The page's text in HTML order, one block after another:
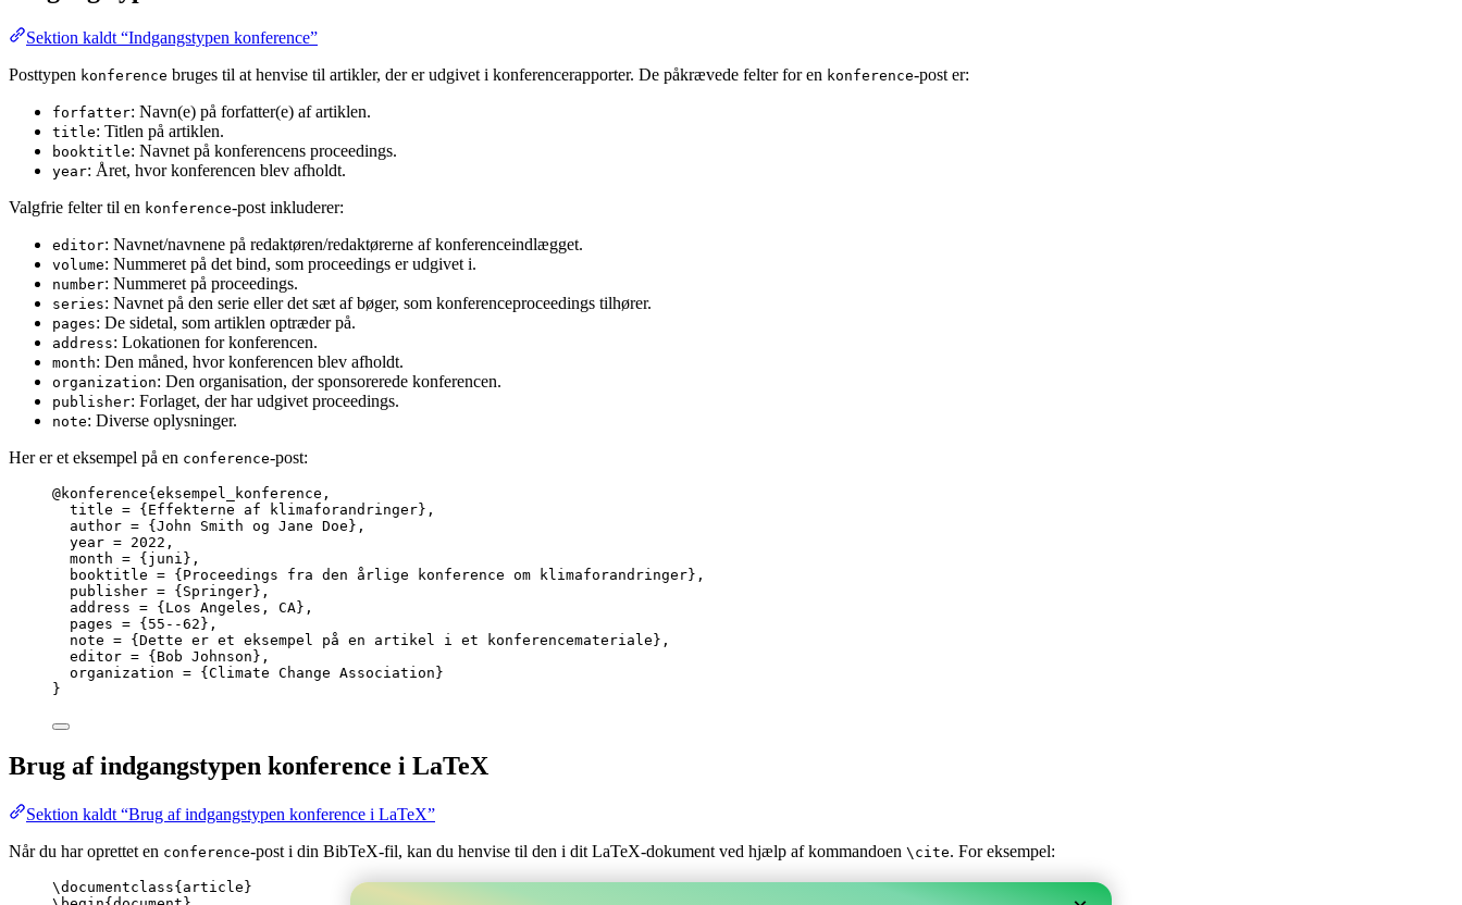
Sektion kaldt “Indgangstypen konference”
Posttypen konference bruges til at henvise til artikler, der er udgivet i konferencerapporter. De påkrævede felter for en konference-post er:
forfatter: Navn(e) på forfatter(e) af artiklen.
title: Titlen på artiklen.
booktitle: Navnet på konferencens proceedings.
year: Året, hvor konferencen blev afholdt.
Valgfrie felter til en konference-post inkluderer:
editor: Navnet/navnene på redaktøren/redaktørerne af konferenceindlægget.
volume: Nummeret på det bind, som proceedings er udgivet i.
number: Nummeret på proceedings.
series: Navnet på den serie eller det sæt af bøger, som konferenceproceedings tilhører.
pages: De sidetal, som artiklen optræder på.
address: Lokationen for konferencen.
month: Den måned, hvor konferencen blev afholdt.
organization: Den organisation, der sponsorerede konferencen.
publisher: Forlaget, der har udgivet proceedings.
note: Diverse oplysninger.
Her er et eksempel på en conference-post:
@konference{eksempel_konference,
title = {Effekterne af klimaforandringer} ,
author = {John Smith og Jane Doe} ,
year = 2022 ,
month = {juni } ,
booktitle = {Proceedings fra den årlige konference om klimaforandringer} ,
publisher = {Springer} ,
address = {Los Angeles, CA} ,
pages = {55--62} ,
note = {Dette er et eksempel på en artikel i et konferencemateriale} ,
editor = {Bob Johnson} ,
organization = {Climate Change Association}
}
Brug af indgangstypen konference i LaTeX
Sektion kaldt “Brug af indgangstypen konference i LaTeX”
Når du har oprettet en conference-post i din BibTeX-fil, kan du henvise til den i dit LaTeX-dokument ved hjælp af kommandoen \cite. For eksempel:
\documentclass{ article }